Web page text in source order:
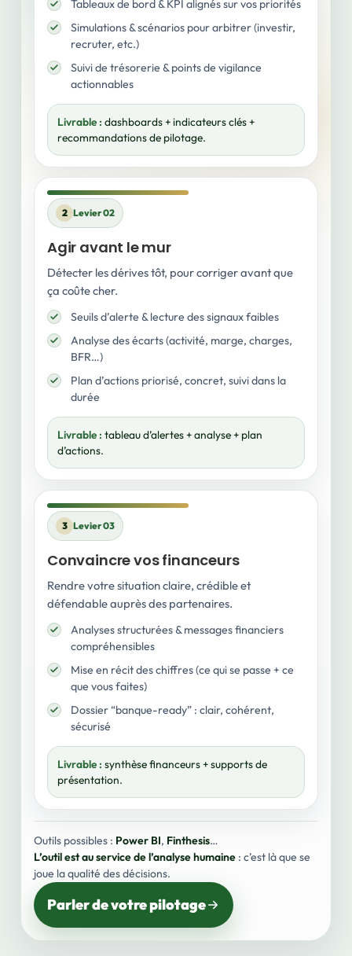
Tableaux de bord & KPI alignés sur vos priorités
Simulations & scénarios pour arbitrer (investir,
recruter, etc.)
Suivi de trésorerie & points de vigilance
actionnables
Livrable : dashboards + indicateurs clés +
recommandations de pilotage.
2 Levier 02
Agir avant le mur
Détecter les dérives tôt, pour corriger avant que
ça coûte cher.
Seuils d’alerte & lecture des signaux faibles
Analyse des écarts (activité, marge, charges,
BFR…)
Plan d’actions priorisé, concret, suivi dans la
durée
Livrable : tableau d’alertes + analyse + plan
d’actions.
3 Levier 03
Convaincre vos financeurs
Rendre votre situation claire, crédible et
défendable auprès des partenaires.
Analyses structurées & messages financiers
compréhensibles
Mise en récit des chiffres (ce qui se passe + ce
que vous faites)
Dossier “banque-ready” : clair, cohérent,
sécurisé
Livrable : synthèse financeurs + supports de
présentation.
Outils possibles : Power BI, Finthesis…
L’outil est au service de l’analyse humaine : c’est là que se
joue la qualité des décisions.
Parler de votre pilotage